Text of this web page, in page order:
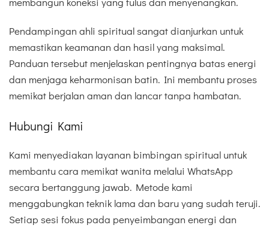
Pendampingan ahli spiritual sangat dianjurkan untuk
memastikan keamanan dan hasil yang maksimal.
Panduan tersebut menjelaskan pentingnya batas energi
dan menjaga keharmonisan batin. Ini membantu proses
memikat berjalan aman dan lancar tanpa hambatan.
Hubungi Kami
Kami menyediakan layanan bimbingan spiritual untuk
membantu cara memikat wanita melalui WhatsApp
secara bertanggung jawab. Metode kami
menggabungkan teknik lama dan baru yang sudah teruji.
Setiap sesi fokus pada penyeimbangan energi dan